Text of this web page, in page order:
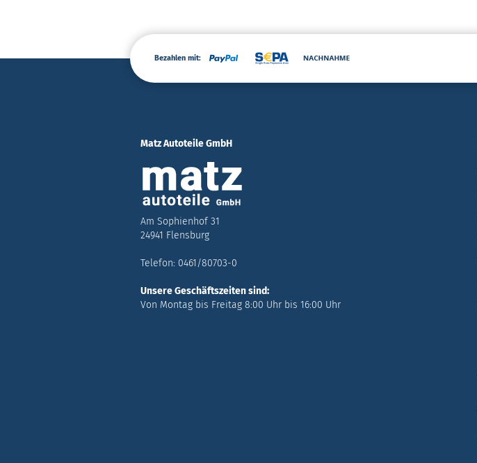
Bezahlen mit:
Matz Autoteile GmbH
Am Sophienhof 31
24941 Flensburg
Telefon: 0461/80703-0
Unsere Geschäftszeiten sind:
Von Montag bis Freitag 8:00 Uhr bis 16:00 Uhr